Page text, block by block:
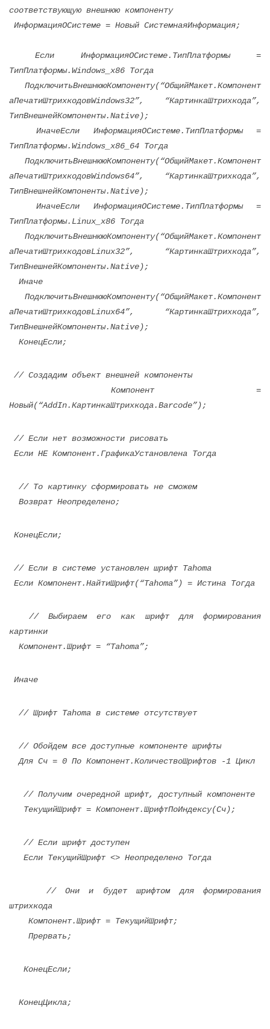
соответствующую внешнюю компоненту
ИнформацияОСистеме = Новый СистемнаяИнформация;
Если ИнформацияОСистеме.ТипПлатформы =
ТипПлатформы.Windows_x86 Тогда
ПодключитьВнешнююКомпоненту(“ОбщийМакет.Компонент
аПечатиШтрихкодовWindows32”, “КартинкаШтрихкода”,
ТипВнешнейКомпоненты.Native);
ИначеЕсли ИнформацияОСистеме.ТипПлатформы =
ТипПлатформы.Windows_x86_64 Тогда
ПодключитьВнешнююКомпоненту(“ОбщийМакет.Компонент
аПечатиШтрихкодовWindows64”, “КартинкаШтрихкода”,
ТипВнешнейКомпоненты.Native);
ИначеЕсли ИнформацияОСистеме.ТипПлатформы =
ТипПлатформы.Linux_x86 Тогда
ПодключитьВнешнююКомпоненту(“ОбщийМакет.Компонент
аПечатиШтрихкодовLinux32”, “КартинкаШтрихкода”,
ТипВнешнейКомпоненты.Native);
Иначе
ПодключитьВнешнююКомпоненту(“ОбщийМакет.Компонент
аПечатиШтрихкодовLinux64”, “КартинкаШтрихкода”,
ТипВнешнейКомпоненты.Native);
КонецЕсли;
// Создадим объект внешней компоненты
Компонент =
Новый(“AddIn.КартинкаШтрихкода.Barcode”);
// Если нет возможности рисовать
Если НЕ Компонент.ГрафикаУстановлена Тогда
// То картинку сформировать не сможем
Возврат Неопределено;
КонецЕсли;
// Если в системе установлен шрифт Tahoma
Если Компонент.НайтиШрифт(“Tahoma”) = Истина Тогда
// Выбираем его как шрифт для формирования
картинки
Компонент.Шрифт = “Tahoma”;
Иначе
// Шрифт Tahoma в системе отсутствует
// Обойдем все доступные компоненте шрифты
Для Сч = 0 По Компонент.КоличествоШрифтов -1 Цикл
// Получим очередной шрифт, доступный компоненте
ТекущийШрифт = Компонент.ШрифтПоИндексу(Сч);
// Если шрифт доступен
Если ТекущийШрифт <> Неопределено Тогда
// Они и будет шрифтом для формирования
штрихкода
Компонент.Шрифт = ТекущийШрифт;
Прервать;
КонецЕсли;
КонецЦикла;